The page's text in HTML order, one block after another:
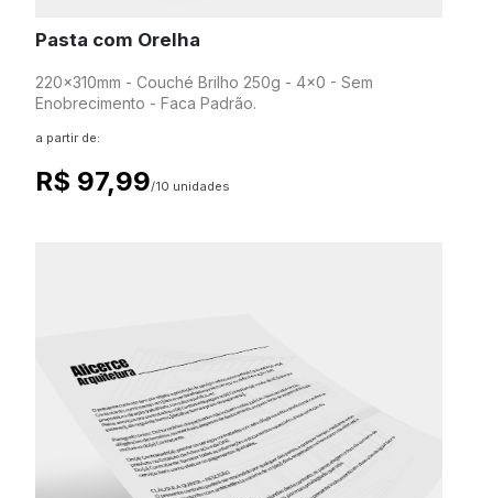
Pasta com Orelha
220x310mm - Couché Brilho 250g - 4x0 - Sem
Enobrecimento - Faca Padrão.
a partir de:
R$ 97,99/10 unidades